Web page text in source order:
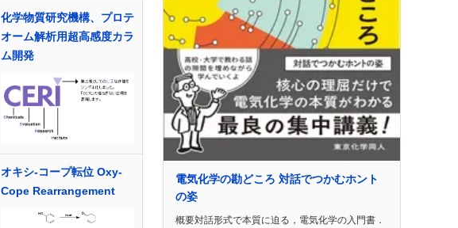
化学物質研究機構、プロテ
オーム解析用超高感度カラ
ム開発
オキシ-コープ転位 Oxy-
Cope Rearrangement
電気化学の勘どころ 対話でつかむホント
の姿
概要対話形式で本質に迫る，電気化学の入門書．